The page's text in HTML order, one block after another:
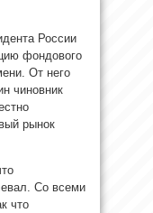
России
фондового
От него
чиновник
рынок
Со всеми
что